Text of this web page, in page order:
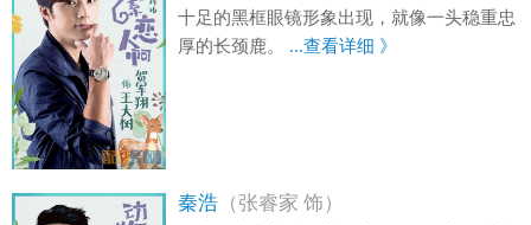
十足的黑框眼镜形象出现，就像一头稳重忠
厚的长颈鹿。
...查看详细 》
秦浩 （张睿家 饰）